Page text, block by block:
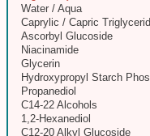
Water / Aqua
Caprylic / Capric
Ascorbyl Glucoside
Niacinamide
Glycerin
Hydroxypropyl Starch
Propanediol
C14-22 Alcohols
1,2-Hexanediol
C12-20 Alkyl Glucoside